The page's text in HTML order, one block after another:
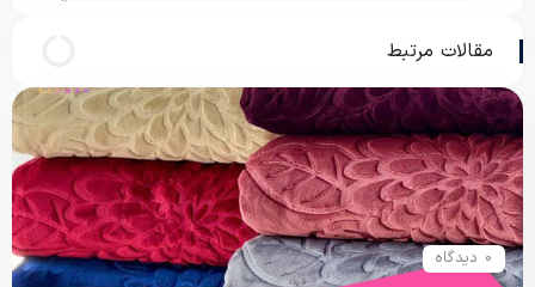
مقالات مرتبط
0 دیدگاه